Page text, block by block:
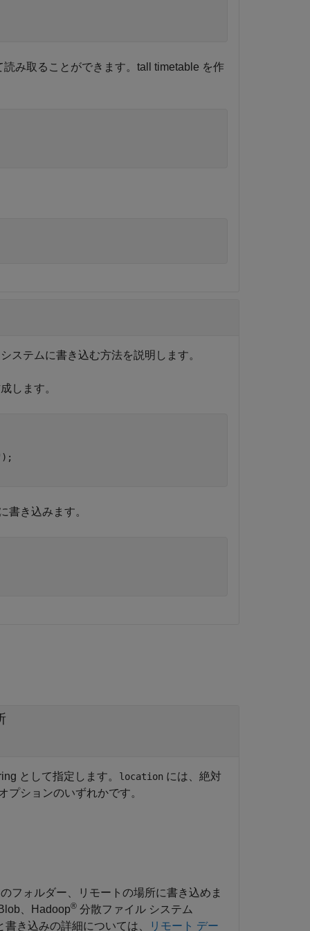
み取ることができます。tall timetable を作
ステムに書き込む方法を説明します。
します。
書き込みます。
として指定します。 location には、絶対
ションのいずれかです。
フォルダー、リモートの場所に書き込めま
、Hadoop® 分散ファイル システム
き込みの詳細については、
リモート デー